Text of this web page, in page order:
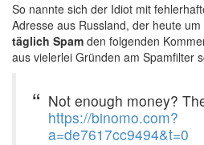
So nannte sich der Idiot mit
Adresse aus Russland, der heute
täglich Spam den folgenden
aus vielerlei Gründen am Spamfilter
Not enough money?
https://binomo.com?
a=de7617cc9494&t=0